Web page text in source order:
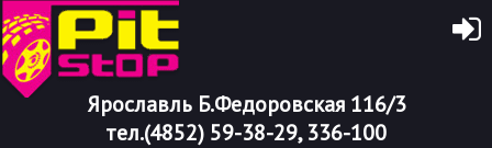
Ярославль Б.Федоровская 116/3
тел.(4852) 59-38-29, 336-100